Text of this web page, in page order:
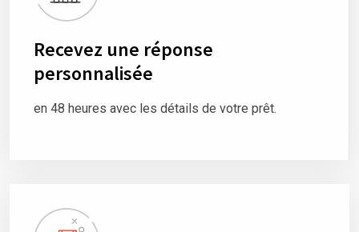
Recevez une réponse
personnalisée
en 48 heures avec les détails de votre prêt.